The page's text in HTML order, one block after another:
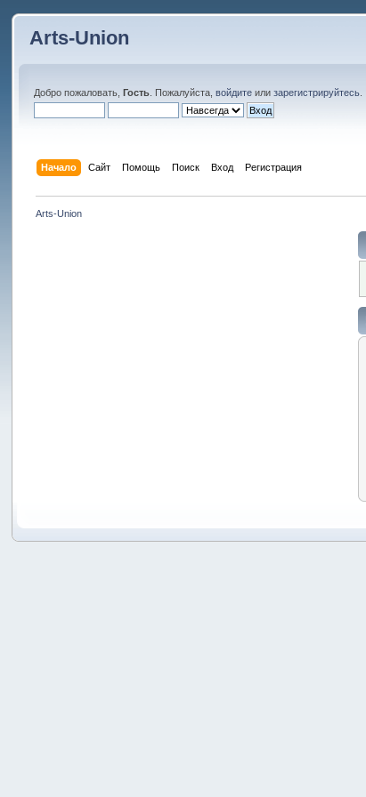
Arts-Union
Добро пожаловать,Гость . Пожалуйста,войдите илизарегистрируйтесь
Начало Сайт Помощь Поиск Вход Регистрация
Arts-Union